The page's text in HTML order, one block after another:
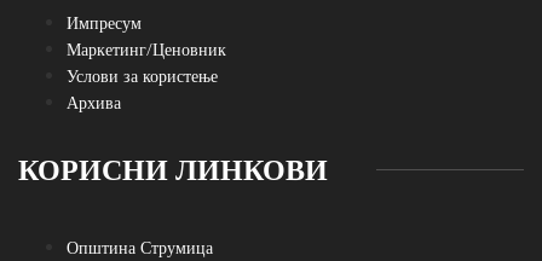
Импресум
Маркетинг/Ценовник
Услови за користење
Архива
КОРИСНИ ЛИНКОВИ
Општина Струмица